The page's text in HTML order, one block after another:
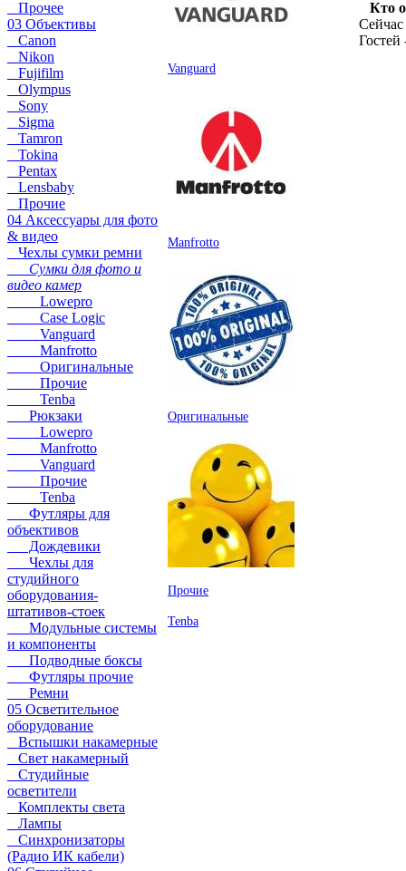
Прочее
03 Объективы
Canon
Nikon
Fujifilm
Olympus
Sony
Sigma
Tamron
Tokina
Pentax
Lensbaby
Прочие
04 Аксессуары для фото
& видео
Чехлы сумки ремни
Сумки для фото и
видео камер
Lowepro
Case Logic
Vanguard
Manfrotto
Оригинальные
Прочие
Tenba
Рюкзаки
Lowepro
Manfrotto
Vanguard
Прочие
Tenba
Футляры для
объективов
Дождевики
Чехлы для
студийного
оборудования-
штативов-стоек
Модульные системы
и компоненты
Подводные боксы
Футляры прочие
Ремни
05 Осветительное
оборудование
Вспышки накамерные
Свет накамерный
Студийные
осветители
Комплекты света
Лампы
Синхронизаторы
(Радио ИК кабели)
Vanguard
Manfrotto
Оригинальные
Прочие
Tenba
Кто
Сейчас
Гостей